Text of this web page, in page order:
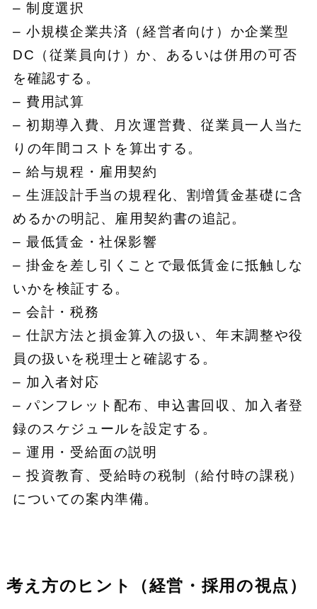
– 制度選択
– 小規模企業共済（経営者向け）か企業型
DC（従業員向け）か、あるいは併用の可否
を確認する。
– 費用試算
– 初期導入費、月次運営費、従業員一人当た
りの年間コストを算出する。
– 給与規程・雇用契約
– 生涯設計手当の規程化、割増賃金基礎に含
めるかの明記、雇用契約書の追記。
– 最低賃金・社保影響
– 掛金を差し引くことで最低賃金に抵触しな
いかを検証する。
– 会計・税務
– 仕訳方法と損金算入の扱い、年末調整や役
員の扱いを税理士と確認する。
– 加入者対応
– パンフレット配布、申込書回収、加入者登
録のスケジュールを設定する。
– 運用・受給面の説明
– 投資教育、受給時の税制（給付時の課税）
についての案内準備。
考え方のヒント（経営・採用の視点）